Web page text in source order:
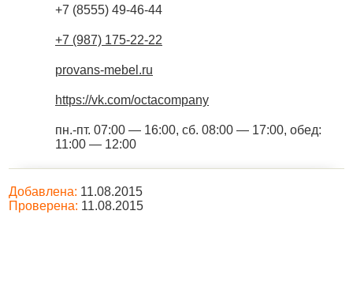
+7 (8555) 49-46-44
+7 (987) 175-22-22
provans-mebel.ru
https://vk.com/octacompany
пн.-пт. 07:00 — 16:00, сб. 08:00 — 17:00, обед:
11:00 — 12:00
Добавлена: 11.08.2015
Проверена: 11.08.2015